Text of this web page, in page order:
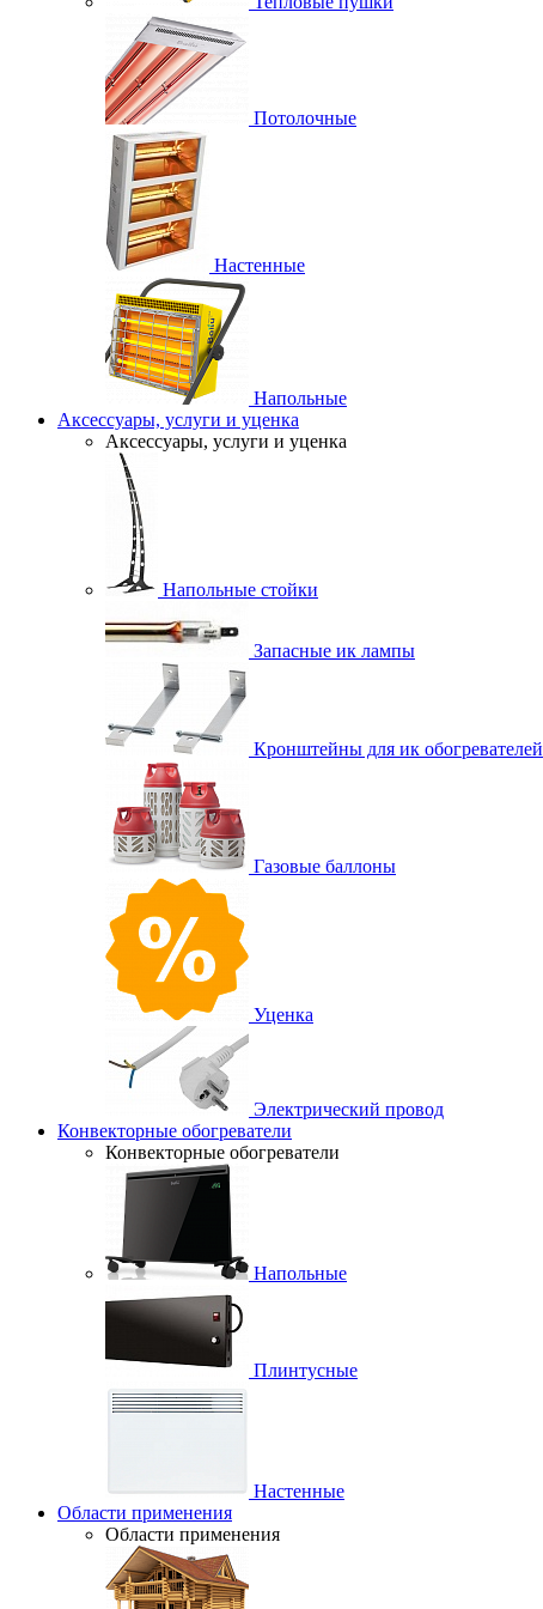
Потолочные
Настенные
Напольные
Аксессуары, услуги и уценка
Аксессуары, услуги и уценка
Напольные стойки
Запасные ик лампы
Кронштейны для ик обогревателей
Газовые баллоны
Уценка
Электрический провод
Конвекторные обогреватели
Конвекторные обогреватели
Напольные
Плинтусные
Настенные
Области применения
Области применения